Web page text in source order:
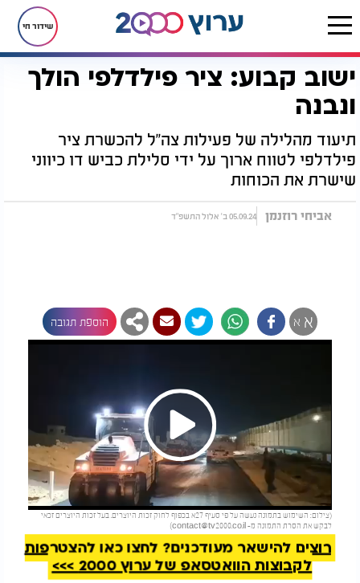
שידור חי
דף הבית חדשות חדשות בארץ ישוב קבוע: ציר פילדלפי הולך ונבנה
ישוב קבוע: ציר פילדלפי הולך
ונבנה
תיעוד מהלילה של פעילות צה''ל להכשרת ציר
פילדלפי לטווח ארוך על ידי סלילת כביש דו כיווני
שישרת את הכוחות
אביחי רוזנמן 05.09.24 ב' אלול התשפ"ד
א א הוספת תגובה
Play
Video
(צילום: השימוש בתמונה נעשה על פי סעיף 27א בכפוף לחוק זכות היוצרים. בעל זכות היוצרים זכאי
לבקש את הסרת התמונה מ- contact@tv2000.co.il
)
להמשך קריאה
רוצים להישאר מעודכנים? לחצו כאן להצטרפות
לקבוצות הוואטסאפ של ערוץ 2000 >>>